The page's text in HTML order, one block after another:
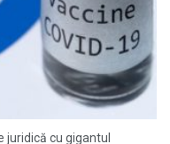
juridică cu gigantul